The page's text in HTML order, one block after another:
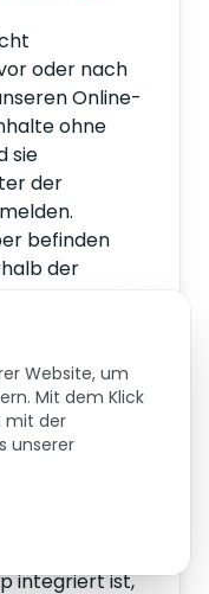
oder nach
Online-
ohne
sie
der
befinden
der
finden Sie
nutzen wir
unseren
integriert ist,
Website, um
Mit dem Klick
mit der
unserer